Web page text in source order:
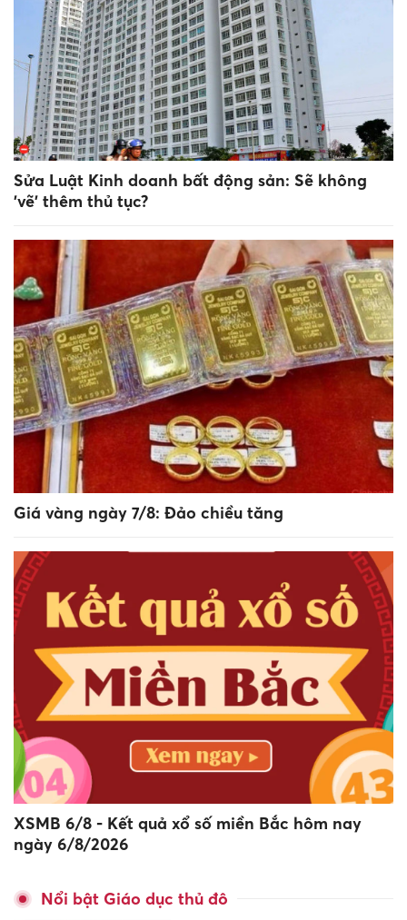
Sửa Luật Kinh doanh bất động sản: Sẽ không
'vẽ' thêm thủ tục?
Giá vàng ngày 7/8: Đảo chiều tăng
XSMB 6/8 - Kết quả xổ số miền Bắc hôm nay
ngày 6/8/2026
Nổi bật Giáo dục thủ đô